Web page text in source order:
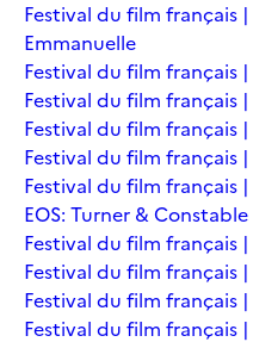
Festival du film français |
Emmanuelle
Festival du film français
Festival du film français
Festival du film français
Festival du film français
Festival du film français
EOS: Turner & Constable
Festival du film français
Festival du film français
Festival du film français
Festival du film français